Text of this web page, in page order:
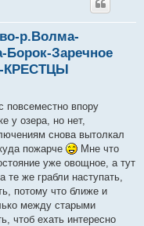
р.Волма-
Борок-Заречное
КРЕСТЦЫ
повсеместно впору
у озера, но нет,
снова вытолкал
пожарче
Мне что
уже овощное, а тут
же грабли наступать,
потому что ближе и
между старыми
чтоб ехать интересно